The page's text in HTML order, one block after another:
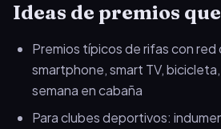
Ideas de premios
Premios típicos de rifas con
smartphone, smart TV,
semana en cabaña
Para clubes deportivos: